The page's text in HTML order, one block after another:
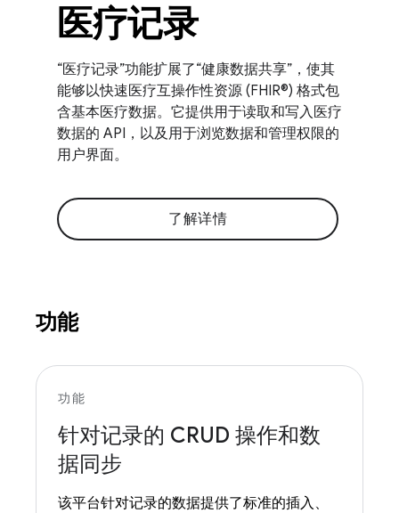
医疗记录
“医疗记录”功能扩展了“健康数据共享”，使其
能够以快速医疗互操作性资源 (FHIR®) 格式包
含基本医疗数据。它提供用于读取和写入医疗
数据的 API，以及用于浏览数据和管理权限的
用户界面。
了解详情
功能
功能
针对记录的 CRUD 操作和数
据同步
该平台针对记录的数据提供了标准的插入、